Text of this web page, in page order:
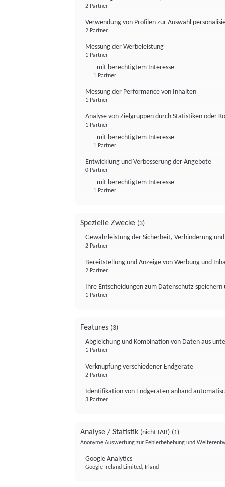
2 Partner
Verwendung von Profilen zur Auswahl
2 Partner
Messung der Werbeleistung
1 Partner
- mit berechtigtem Interesse
1 Partner
Messung der Performance von Inhalten
1 Partner
Analyse von Zielgruppen durch Statistiken oder
1 Partner
- mit berechtigtem Interesse
1 Partner
Entwicklung und Verbesserung der Angebote
0 Partner
- mit berechtigtem Interesse
1 Partner
Spezielle Zwecke (3)
Gewährleistung der Sicherheit, Verhinderung
2 Partner
Bereitstellung und Anzeige von Werbung und
2 Partner
Ihre Entscheidungen zum Datenschutz
1 Partner
Features (3)
Abgleichung und Kombination von Daten aus
1 Partner
Verknüpfung verschiedener Endgeräte
2 Partner
Identifikation von Endgeräten anhand
3 Partner
Analyse / Statistik (nicht IAB) (1)
Anonyme Auswertung zur Fehlerbehebung und
Google Analytics
Google Ireland Limited, Irland